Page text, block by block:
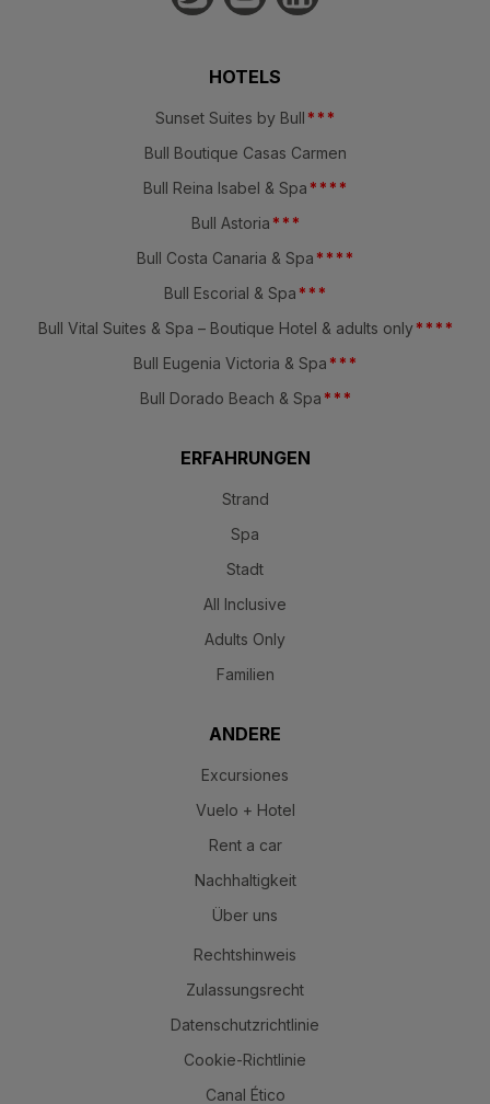
HOTELS
Sunset Suites by Bull * * *
Bull Boutique Casas Carmen
Bull Reina Isabel & Spa * * * *
Bull Astoria * * *
Bull Costa Canaria & Spa * * * *
Bull Escorial & Spa * * *
Bull Vital Suites & Spa – Boutique Hotel & adults only * * * *
Bull Eugenia Victoria & Spa * * *
Bull Dorado Beach & Spa * * *
ERFAHRUNGEN
Strand
Spa
Stadt
All Inclusive
Adults Only
Familien
ANDERE
Excursiones
Vuelo + Hotel
Rent a car
Nachhaltigkeit
Über uns
Rechtshinweis
Zulassungsrecht
Datenschutzrichtlinie
Cookie-Richtlinie
Canal Ético